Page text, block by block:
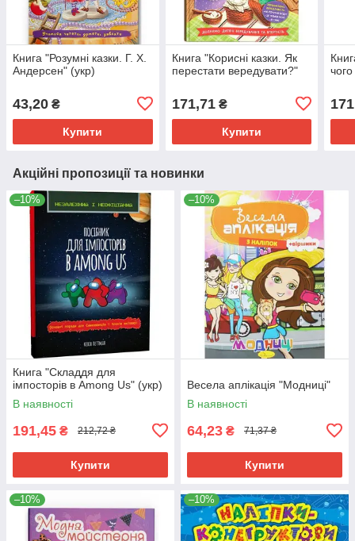
Книга "Розумні казки. Г. Х.
Андерсен" (укр)
43,20 ₴
Купити
Книга "Корисні казки. Як
перестати вередувати?"
171,71₴
Купити
чого
Акційні пропозиції та новинки
–10%
Книга "Складдя для
імпосторів в Among Us" (укр)
В наявності
191,45 ₴ 212,72 ₴
Купити
–10%
Весела аплікація "Модниці"
В наявності
64,23 ₴ 71,37 ₴
Купити
–10% –10%